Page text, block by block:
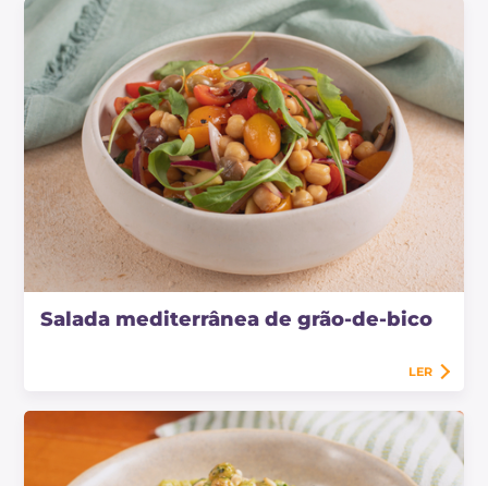
Salada mediterrânea de grão-de-bico
LER